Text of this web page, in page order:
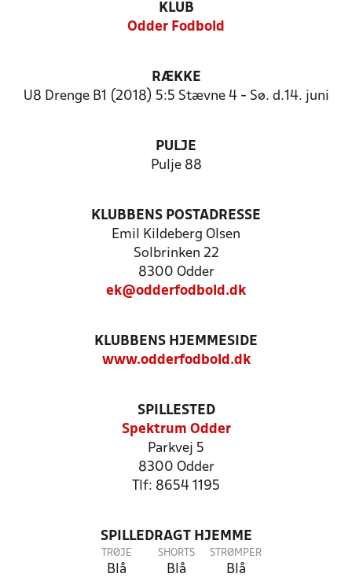
KLUB
Odder Fodbold
RÆKKE
U8 Drenge B1 (2018) 5:5 Stævne 4 - Sø. d.14. juni
PULJE
Pulje 88
KLUBBENS POSTADRESSE
Emil Kildeberg Olsen
Solbrinken 22
8300 Odder
ek@odderfodbold.dk
KLUBBENS HJEMMESIDE
www.odderfodbold.dk
SPILLESTED
Spektrum Odder
Parkvej 5
8300 Odder
Tlf: 8654 1195
SPILLEDRAGT HJEMME
TRØJE
Blå
SHORTS
Blå
STRØMPER
Blå